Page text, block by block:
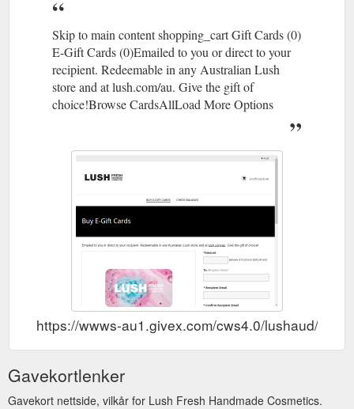
Skip to main content shopping_cart Gift Cards (0)
E-Gift Cards (0)Emailed to you or direct to your
recipient. Redeemable in any Australian Lush
store and at lush.com/au. Give the gift of
choice!Browse CardsAllLoad More Options
https://wwws-au1.givex.com/cws4.0/lushaud/e-
Gavekortlenker
Gavekort nettside, vilkår for Lush Fresh Handmade Cosmetics.